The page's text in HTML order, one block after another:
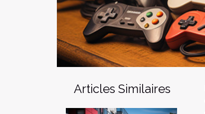
Articles Similaires